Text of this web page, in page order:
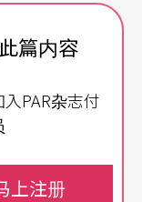
）」海涅．
（Benno Bes
格有决定性的
篇内容
PAR杂志付
上注册